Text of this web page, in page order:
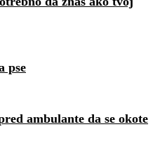
pse
ambulante da se okote